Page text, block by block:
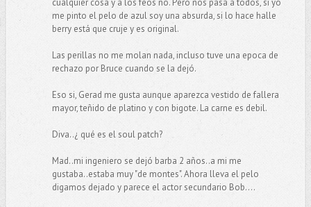
cualquier cosa y a los feos no. Pero nos pasa a todos, si yo
me pinto el pelo de azul soy una absurda, si lo hace halle
berry está que cruje y es original.
Las perillas no me molan nada, incluso tuve una epoca de
rechazo por Bruce cuando se la dejó.
Eso si, Gerad me gusta aunque aparezca vestido de fallera
mayor, teñido de platino y con bigote. La carne es debil.
Diva..¿ qué es el soul patch?
Mad..mi ingeniero se dejó barba 2 años..a mi me
gustaba..estaba muy "de montes". Ahora lleva el pelo
digamos dejado y parece el actor secundario Bob....